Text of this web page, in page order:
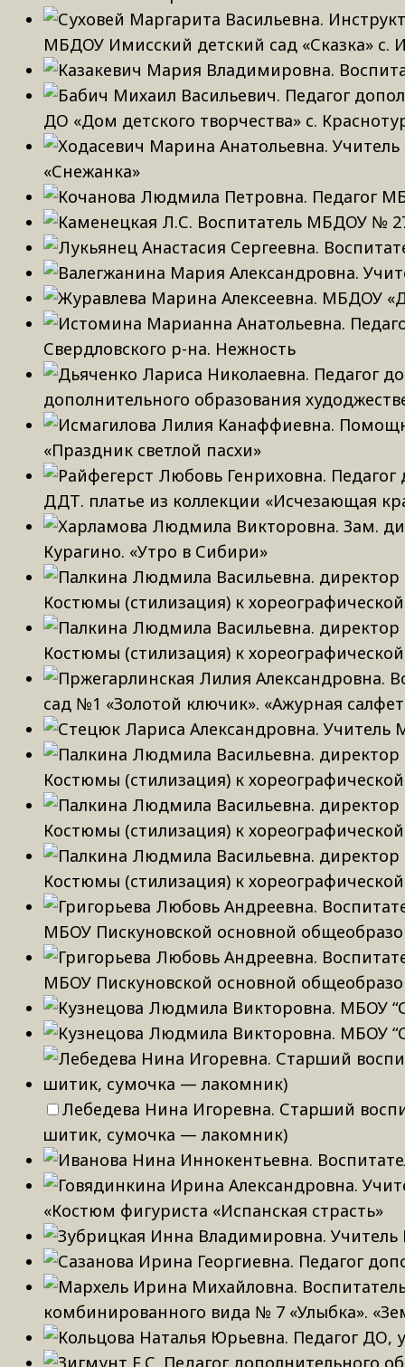
МБДОУ Имисский детский сад «Сказка» с.
ДО «Дом детского творчества» с.
«Снежанка»
Свердловского р-на. Нежность
дополнительного образования
«Праздник светлой пасхи»
ДДТ. платье из коллекции «Исчезающая
Курагино. «Утро в Сибири»
Костюмы (стилизация) к
Костюмы (стилизация) к
сад №1 «Золотой ключик». «Ажурная
Костюмы (стилизация) к
Костюмы (стилизация) к
Костюмы (стилизация) к
МБОУ Пискуновской основной
МБОУ Пискуновской основной
Лебедева Нина Игоревна. Старший
шитик, сумочка — лакомник)
«Костюм фигуриста «Испанская страсть»
комбинированного вида № 7 «Улыбка».